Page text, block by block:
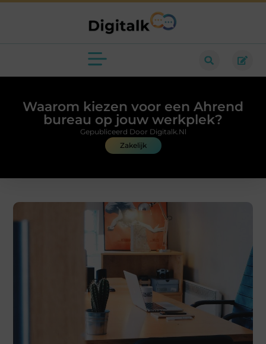
Waarom kiezen voor een Ahrend
bureau op jouw werkplek?
Zakelijk
Gepubliceerd Door Digitalk.nl